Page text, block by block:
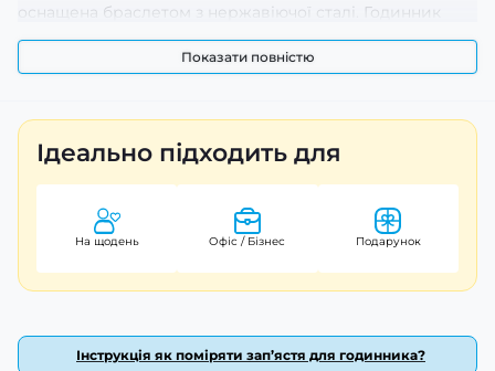
оснащена браслетом з нержавіючої сталі. Годинник
його надійність. Підсвічування циферблату гарантує
образу.
Показати повністю
Ідеально підходить для
На щодень Офіс / Бізнес Подарунок
Інструкція як поміряти зап’ястя для годинника?